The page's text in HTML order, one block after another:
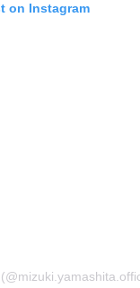
on Instagram